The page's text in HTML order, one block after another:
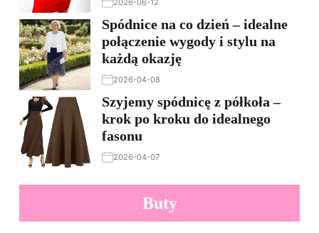
2026-06-12
Spódnice na co dzień – idealne
połączenie wygody i stylu na
każdą okazję
2026-04-08
Szyjemy spódnicę z półkoła –
krok po kroku do idealnego
fasonu
2026-04-07
Buty